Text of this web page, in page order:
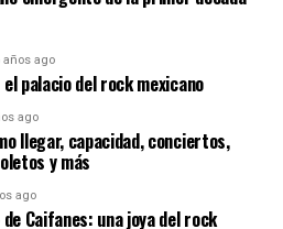
años ago
palacio del rock mexicano
ago
llegar, capacidad, conciertos,
y más
ago
de Caifanes: una joya del rock